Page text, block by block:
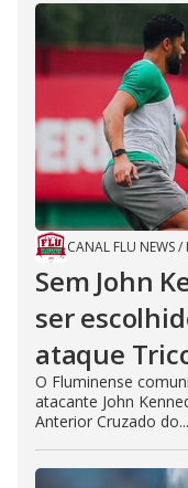
CANAL FLU NEWS/
Sem John
ser
ataque
O Fluminense
atacante John
Anterior Cruzado do...